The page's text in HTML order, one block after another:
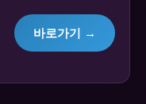
바로가기 →